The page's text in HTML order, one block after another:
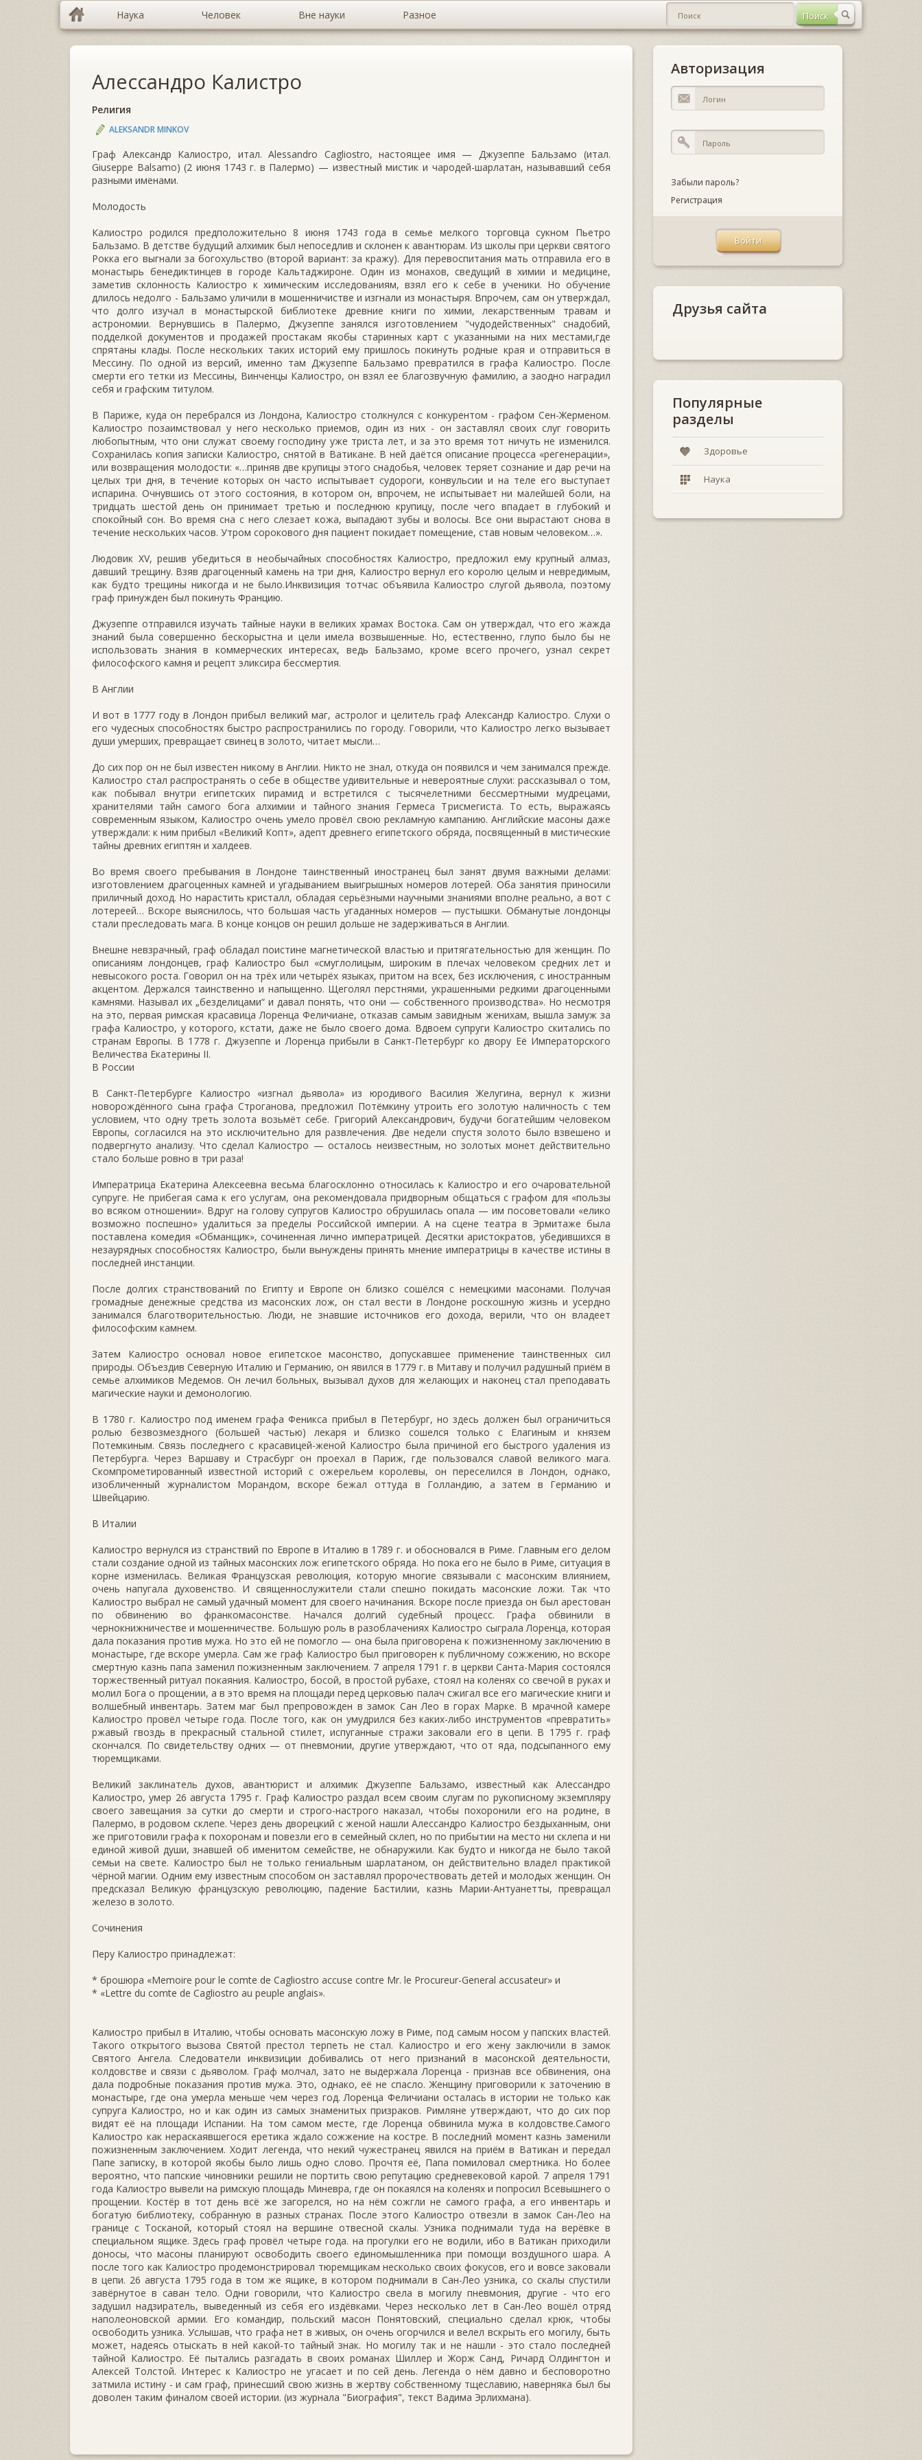
Наука Человек Вне науки Разное
Алессандро Калистро
Религия
ALEKSANDR MINKOV
Граф Александр Калиостро, итал. Alessandro Cagliostro, настоящее имя — Джузеппе Бальзамо (итал.
Giuseppe Balsamo) (2 июня 1743 г. в Палермо) — известный мистик и чародей-шарлатан, называвший себя
разными именами.
Mолодоcть
Калиостро родился предположительно 8 июня 1743 года в семье мелкого торговца сукном Пьетро
Бальзамо. В детстве будущий алхимик был непоседлив и склонен к авантюрам. Из школы при церкви святого
Рокка его выгнали за богохульство (второй вариант: за кражу). Для перевоспитания мать отправила его в
монастырь бенедиктинцев в городе Кальтаджироне. Один из монахов, сведущий в химии и медицине,
заметив склонность Калиостро к химическим исследованиям, взял его к себе в ученики. Но обучение
длилось недолго - Бальзамо уличили в мошенничистве и изгнали из монастыря. Впрочем, сам он утверждал,
что долго изучал в монастырской библиотеке древние книги по химии, лекарственным травам и
астрономии. Вернувшись в Палермо, Джузеппе занялся изготовлением "чудодейственных" снадобий,
подделкой документов и продажей простакам якобы старинных карт с указанными на них местами,где
спрятаны клады. После нескольких таких историй ему пришлось покинуть родные края и отправиться в
Мессину. По одной из версий, именно там Джузеппе Бальзамо превратился в графа Калиостро. После
смерти его тетки из Мессины, Винченцы Калиостро, он взял ее благозвучную фамилию, а заодно наградил
себя и графским титулом.
В Париже, куда он перебрался из Лондона, Калиостро столкнулся с конкурентом - графом Сен-Жерменом.
Калиостро позаимствовал у него несколько приемов, один из них - он заставлял своих слуг говорить
любопытным, что они служат своему господину уже триста лет, и за это время тот ничуть не изменился.
Сохранилась копия записки Калиостро, снятой в Ватикане. В ней даётся описание процесса «регенерации»,
или возвращения молодости: «…приняв две крупицы этого снадобья, человек теряет сознание и дар речи на
целых три дня, в течение которых он часто испытывает судороги, конвульсии и на теле его выступает
испарина. Очнувшись от этого состояния, в котором он, впрочем, не испытывает ни малейшей боли, на
тридцать шестой день он принимает третью и последнюю крупицу, после чего впадает в глубокий и
спокойный сон. Во время сна с него слезает кожа, выпадают зубы и волосы. Все они вырастают снова в
течение нескольких часов. Утром сорокового дня пациент покидает помещение, став новым человеком…».
Людовик XV, решив убедиться в необычайных способностях Калиостро, предложил ему крупный алмаз,
давший трещину. Взяв драгоценный камень на три дня, Калиостро вернул его королю целым и невредимым,
как будто трещины никогда и не было.Инквизиция тотчас объявила Калиостро слугой дьявола, поэтому
граф принужден был покинуть Францию.
Джузеппе отправился изучать тайные науки в великих храмах Востока. Сам он утверждал, что его жажда
знаний была совершенно бескорыстна и цели имела возвышенные. Но, естественно, глупо было бы не
использовать знания в коммерческих интересах, ведь Бальзамо, кроме всего прочего, узнал секрет
философского камня и рецепт эликсира бессмертия.
B Англии
И вот в 1777 году в Лондон прибыл великий маг, астролог и целитель граф Александр Калиостро. Слухи о
его чудесных способностях быстро распространились по городу. Говорили, что Калиостро легко вызывает
души умерших, превращает свинец в золото, читает мысли…
До сих пор он не был известен никому в Англии. Никто не знал, откуда он появился и чем занимался прежде.
Калиостро стал распространять о себе в обществе удивительные и невероятные слухи: рассказывал о том,
как побывал внутри египетских пирамид и встретился с тысячелетними бессмертными мудрецами,
хранителями тайн самого бога алхимии и тайного знания Гермеса Трисмегиста. То есть, выражаясь
современным языком, Калиостро очень умело провёл свою рекламную кампанию. Английские масоны даже
утверждали: к ним прибыл «Великий Копт», адепт древнего египетского обряда, посвященный в мистические
тайны древних египтян и халдеев.
Во время своего пребывания в Лондоне таинственный иностранец был занят двумя важными делами:
изготовлением драгоценных камней и угадыванием выигрышных номеров лотерей. Оба занятия приносили
приличный доход. Но нарастить кристалл, обладая серьёзными научными знаниями вполне реально, а вот с
лотереей… Вскоре выяснилось, что большая часть угаданных номеров — пустышки. Обманутые лондонцы
стали преследовать мага. В конце концов он решил дольше не задерживаться в Англии.
Внешне невзрачный, граф обладал поистине магнетической властью и притягательностью для женщин. По
описаниям лондонцев, граф Калиостро был «смуглолицым, широким в плечах человеком средних лет и
невысокого роста. Говорил он на трёх или четырёх языках, притом на всех, без исключения, с иностранным
акцентом. Держался таинственно и напыщенно. Щеголял перстнями, украшенными редкими драгоценными
камнями. Называл их „безделицами“ и давал понять, что они — собственного производства». Но несмотря
на это, первая римская красавица Лоренца Феличиане, отказав самым завидным женихам, вышла замуж за
графа Калиостро, у которого, кстати, даже не было своего дома. Вдвоем супруги Калиостро скитались по
странам Европы. В 1778 г. Джузеппе и Лоренца прибыли в Санкт-Петербург ко двору Её Императорского
Величества Екатерины II.
В России
В Санкт-Петербурге Калиостро «изгнал дьявола» из юродивого Василия Желугина, вернул к жизни
новорождённого сына графа Строганова, предложил Потёмкину утроить его золотую наличность с тем
условием, что одну треть золота возьмёт себе. Григорий Александрович, будучи богатейшим человеком
Европы, согласился на это исключительно для развлечения. Две недели спустя золото было взвешено и
подвергнуто анализу. Что сделал Калиостро — осталось неизвестным, но золотых монет действительно
стало больше ровно в три раза!
Императрица Екатерина Алексеевна весьма благосклонно относилась к Калиостро и его очаровательной
супруге. Не прибегая сама к его услугам, она рекомендовала придворным общаться с графом для «пользы
во всяком отношении». Вдруг на голову супругов Калиостро обрушилась опала — им посоветовали «елико
возможно поспешно» удалиться за пределы Российской империи. А на сцене театра в Эрмитаже была
поставлена комедия «Обманщик», сочиненная лично императрицей. Десятки аристократов, убедившихся в
незаурядных способностях Калиостро, были вынуждены принять мнение императрицы в качестве истины в
последней инстанции.
После долгих странствований по Египту и Европе он близко сошёлся с немецкими масонами. Получая
громадные денежные средства из масонских лож, он стал вести в Лондоне роскошную жизнь и усердно
занимался благотворительностью. Люди, не знавшие источников его дохода, верили, что он владеет
философским камнем.
Затем Калиостро основал новое египетское масонство, допускавшее применение таинственных сил
природы. Объездив Северную Италию и Германию, он явился в 1779 г. в Митаву и получил радушный приём в
семье алхимиков Медемов. Он лечил больных, вызывал духов для желающих и наконец стал преподавать
магические науки и демонологию.
В 1780 г. Калиостро под именем графа Феникса прибыл в Петербург, но здесь должен был ограничиться
ролью безвозмездного (большей частью) лекаря и близко сошелся только с Елагиным и князем
Потемкиным. Связь последнего с красавицей-женой Калиостро была причиной его быстрого удаления из
Петербурга. Через Варшаву и Страсбург он проехал в Париж, где пользовался славой великого мага.
Скомпрометированный известной историй с ожерельем королевы, он переселился в Лондон, однако,
изобличенный журналистом Морандом, вскоре бежал оттуда в Голландию, а затем в Германию и
Швейцарию.
В Италии
Калиостро вернулся из странствий по Европе в Италию в 1789 г. и обосновался в Риме. Главным его делом
стали создание одной из тайных масонских лож египетского обряда. Но пока его не было в Риме, ситуация в
корне изменилась. Великая Французская революция, которую многие связывали с масонским влиянием,
очень напугала духовенство. И священнослужители стали спешно покидать масонские ложи. Так что
Калиостро выбрал не самый удачный момент для своего начинания. Вскоре после приезда он был арестован
по обвинению во франкомасонстве. Начался долгий судебный процесс. Графа обвинили в
чернокнижничестве и мошенничестве. Большую роль в разоблачениях Калиостро сыграла Лоренца, которая
дала показания против мужа. Но это ей не помогло — она была приговорена к пожизненному заключению в
монастыре, где вскоре умерла. Сам же граф Калиостро был приговорен к публичному сожжению, но вскоре
смертную казнь папа заменил пожизненным заключением. 7 апреля 1791 г. в церкви Санта-Мария состоялся
торжественный ритуал покаяния. Калиостро, босой, в простой рубахе, стоял на коленях со свечой в руках и
молил Бога о прощении, а в это время на площади перед церковью палач сжигал все его магические книги и
волшебный инвентарь. Затем маг был препровожден в замок Сан Лео в горах Марке. В мрачной камере
Калиостро провёл четыре года. После того, как он умудрился без каких-либо инструментов «превратить»
ржавый гвоздь в прекрасный стальной стилет, испуганные стражи заковали его в цепи. В 1795 г. граф
скончался. По свидетельству одних — от пневмонии, другие утверждают, что от яда, подсыпанного ему
тюремщиками.
Великий заклинатель духов, авантюрист и алхимик Джузеппе Бальзамо, известный как Алессандро
Калиостро, умер 26 августа 1795 г. Граф Калиостро раздал всем своим слугам по рукописному экземпляру
своего завещания за сутки до смерти и строго-настрого наказал, чтобы похоронили его на родине, в
Палермо, в родовом склепе. Через день дворецкий с женой нашли Алессандро Калиостро бездыханным, они
же приготовили графа к похоронам и повезли его в семейный склеп, но по прибытии на место ни склепа и ни
единой живой души, знавшей об именитом семействе, не обнаружили. Как будто и никогда не было такой
семьи на свете. Калиостро был не только гениальным шарлатаном, он действительно владел практикой
чёрной магии. Одним ему известным способом он заставлял пророчествовать детей и молодых женщин. Он
предсказал Великую французскую революцию, падение Бастилии, казнь Марии-Антуанетты, превращал
железо в золото.
Сочинения
Перу Калиостро принадлежат:
* брошюра «Memoire pour le comte de Cagliostro accuse contre Mr. le Procureur-General accusateur» и
* «Lettre du comte de Cagliostro аu peuple anglais».
Калиостро прибыл в Италию, чтобы основать масонскую ложу в Риме, под самым носом у папских властей.
Такого открытого вызова Святой престол терпеть не стал. Калиостро и его жену заключили в замок
Святого Ангела. Следователи инквизиции добивались от него признаний в масонской деятельности,
колдовстве и связи с дьяволом. Граф молчал, зато не выдержала Лоренца - признав все обвинения, она
дала подробные показания против мужа. Это, однако, её не спасло. Женщину приговорили к заточению в
монастыре, где она умерла меньше чем через год. Лоренца Феличиани осталась в истории не только как
супруга Калиостро, но и как один из самых знаменитых призраков. Римляне утверждают, что до сих пор
видят её на площади Испании. На том самом месте, где Лоренца обвинила мужа в колдовстве.Самого
Калиостро как нераскаявшегося еретика ждало сожжение на костре. В последний момент казнь заменили
пожизненным заключением. Ходит легенда, что некий чужестранец явился на приём в Ватикан и передал
Папе записку, в которой якобы было лишь одно слово. Прочтя её, Папа помиловал смертника. Но более
вероятно, что папские чиновники решили не портить свою репутацию средневековой карой. 7 апреля 1791
года Калиостро вывели на римскую площадь Миневра, где он покаялся на коленях и попросил Всевышнего о
прощении. Костёр в тот день всё же загорелся, но на нём сожгли не самого графа, а его инвентарь и
богатую библиотеку, собранную в разных странах. После этого Калиостро отвезли в замок Сан-Лео на
границе с Тосканой, который стоял на вершине отвесной скалы. Узника поднимали туда на верёвке в
специальном ящике. Здесь граф провёл четыре года. на прогулки его не водили, ибо в Ватикан приходили
доносы, что масоны планируют освободить своего единомышленника при помощи воздушного шара. А
после того как Калиостро продемонстрировал тюремщикам несколько своих фокусов, его и вовсе заковали
в цепи. 26 августа 1795 года в том же ящике, в котором поднимали в Сан-Лео узника, со скалы спустили
завёрнутое в саван тело. Одни говорили, что Калиостро свела в могилу пневмония, другие - что его
задушил надзиратель, выведенный из себя его издёвками. Через несколько лет в Сан-Лео вошёл отряд
наполеоновской армии. Его командир, польский масон Понятовский, специально сделал крюк, чтобы
освободить узника. Услышав, что графа нет в живых, он очень огорчился и велел вскрыть его могилу, быть
может, надеясь отыскать в ней какой-то тайный знак. Но могилу так и не нашли - это стало последней
тайной Калиостро. Её пытались разгадать в своих романах Шиллер и Жорж Санд, Ричард Олдингтон и
Алексей Толстой. Интерес к Калиостро не угасает и по сей день. Легенда о нём давно и бесповоротно
затмила истину - и сам граф, принесший свою жизнь в жертву собственному тщеславию, наверняка был бы
доволен таким финалом своей истории. (из журнала "Биография", текст Вадима Эрлихмана).
Авторизация
Забыли пароль?
Регистрация
Друзья сайта
Популярные
разделы
Здоровье
Наука